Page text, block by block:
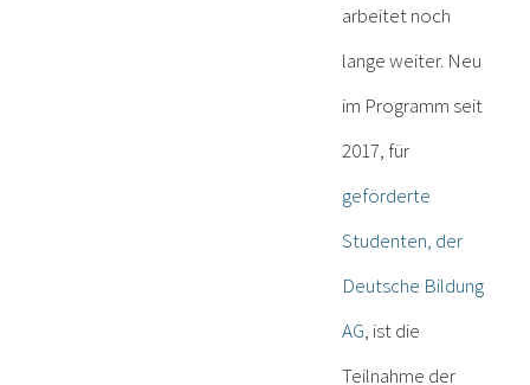
arbeitet noch
lange weiter. Neu
im Programm seit
2017, für
geförderte
Studenten, der
Deutsche Bildung
AG, ist die
Teilnahme der